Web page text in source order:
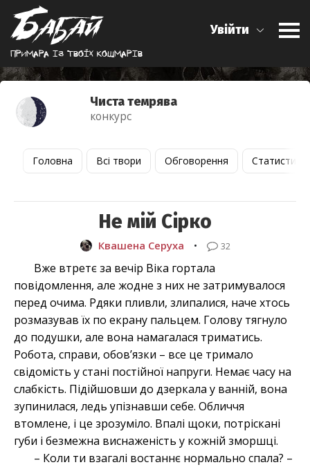
Примара iз твоїх кошмарiв
Увійти
Чиста темрява
конкурс
Головна Всі твори Обговорення Статистика
Не мій Сірко
Квашена Серуха • 32
Вже втретє за вечір Віка гортала
повідомлення, але жодне з них не затримувалося
перед очима. Рдяки пливли, злипалися, наче хтось
розмазував їх по екрану пальцем. Голову тягнуло
до подушки, але вона намагалася триматись.
Робота, справи, обов’язки – все це тримало
свідомість у стані постійної напруги. Немає часу на
слабкість. Підійшовши до дзеркала у ванній, вона
зупинилася, ледь упізнавши себе. Обличчя
втомлене, і це зрозуміло. Впалі щоки, потріскані
губи і безмежна виснаженість у кожній зморшці.
– Коли ти взагалі востаннє нормально спала? –